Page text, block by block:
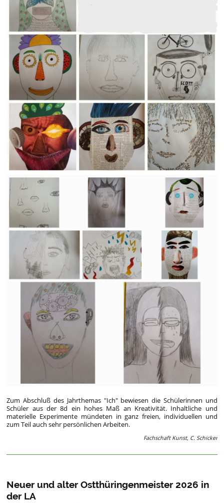
Zum Abschluß des Jahrthemas "Ich" bewiesen die Schülerinnen und
Schüler aus der 8d ein hohes Maß an Kreativität. Inhaltliche und
materielle Experimente mündeten in ganz freien, individuellen und
zum Teil auch sehr persönlichen Arbeiten.
Fachschaft Kunst, C. Schicker
Neuer und alter Ostthüringenmeister 2026 in
der LA